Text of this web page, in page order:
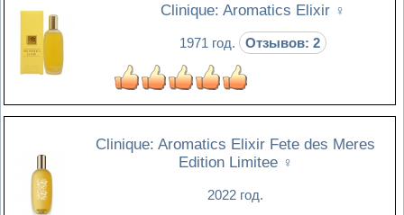
Clinique: Aromatics Elixir ♀
1971 год. Отзывов: 2
Clinique: Aromatics Elixir Fete des Meres
Edition Limitee ♀
2022 год.